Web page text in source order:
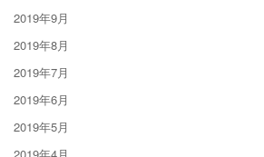
2019年9月
2019年8月
2019年7月
2019年6月
2019年5月
2019年4月